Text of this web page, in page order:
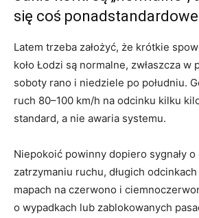
się coś
Latem trzeba założyć, że krótkie
koło Łodzi są normalne, zwłaszcza w
soboty rano i niedziele po południu.
ruch 80–100 km/h na odcinku kilku
standard, a nie awaria systemu.
Niepokoić powinny dopiero sygnały o
zatrzymaniu ruchu, długich
mapach na czerwono i
o wypadkach lub zablokowanych